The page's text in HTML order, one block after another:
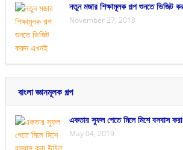
নতুন মজার শিক্ষামূলক গল্প শুনতে ভিজিট
November 27, 2018
বাংলা জ্ঞানমূলক গল্প
একতার সুফল পেতে মিলে মিশে বসবাস
May 04, 2019